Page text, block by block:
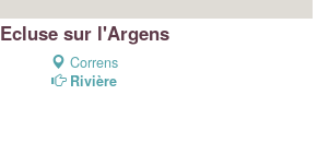
Ecluse sur l'Argens
Correns
Rivière